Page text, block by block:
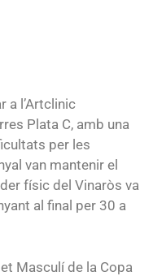
a l’Artclinic
Plata C, amb una
per les
van mantenir el
físic del Vinaròs va
al final per 30 a
Masculí de la Copa